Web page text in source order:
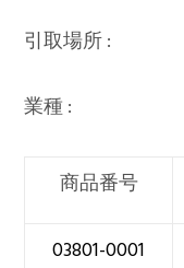
引取場所 :
業種 :
商品番号
03801-0001